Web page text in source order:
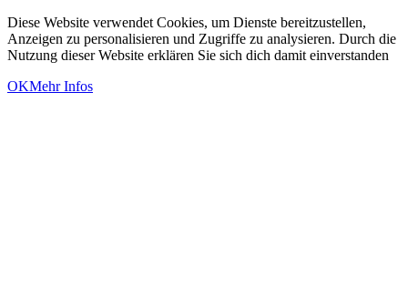
Diese Website verwendet Cookies, um Dienste bereitzustellen,
Anzeigen zu personalisieren und Zugriffe zu analysieren. Durch die
Nutzung dieser Website erklären Sie sich dich damit einverstanden
OKMehr Infos